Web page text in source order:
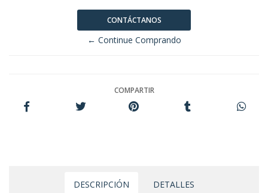
CONTÁCTANOS
← Continue Comprando
COMPARTIR
DESCRIPCIÓN DETALLES